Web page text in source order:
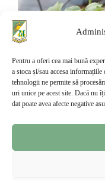
Pentru a oferi cea mai bună
a stoca și/sau accesa
tehnologii ne permite să
uri unice pe acest site. Dacă nu
dat poate avea afecte negative
învățământ cu
MANAGEMENTUL
IMAA Scurtă
DETALII Plan de
4 ANI Perioada de
ani. 240 CREDITE